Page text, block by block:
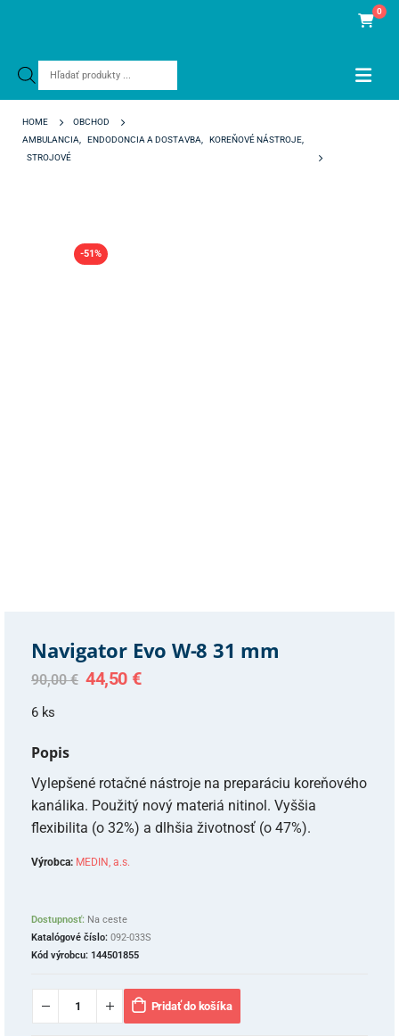
Products
0
HOME
OBCHOD
AMBULANCIA
ENDODONCIA A DOSTAVBA KOREŇOVÉ NÁSTROJE
STROJOVÉ
-51%
Navigator Evo W-8 31 mm
90,00€ Original
price
44,50 €Current
6 ks
Popis
Vylepšené rotačné nástroje na preparáciu koreňového
kanálika. Použitý nový materiá nitinol. Vyššia
flexibilita (o 32%) a dlhšia životnosť (o 47%).
Výrobca: MEDIN, a.s.
Dostupnosť: Na ceste
Katalógové číslo: 092-033S
Kód výrobcu: 144501855
Pridať do košíka